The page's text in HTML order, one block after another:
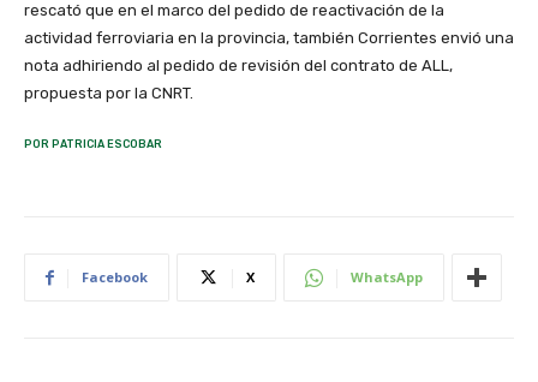
rescató que en el marco del pedido de reactivación de la
actividad ferroviaria en la provincia, también Corrientes envió una
nota adhiriendo al pedido de revisión del contrato de ALL,
propuesta por la CNRT.
POR PATRICIA ESCOBAR
Facebook X WhatsApp